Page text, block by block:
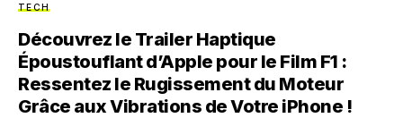
TECH
Découvrez le Trailer Haptique
Époustouflant d’Apple pour le Film F1 :
Ressentez le Rugissement du Moteur
Grâce aux Vibrations de Votre iPhone !